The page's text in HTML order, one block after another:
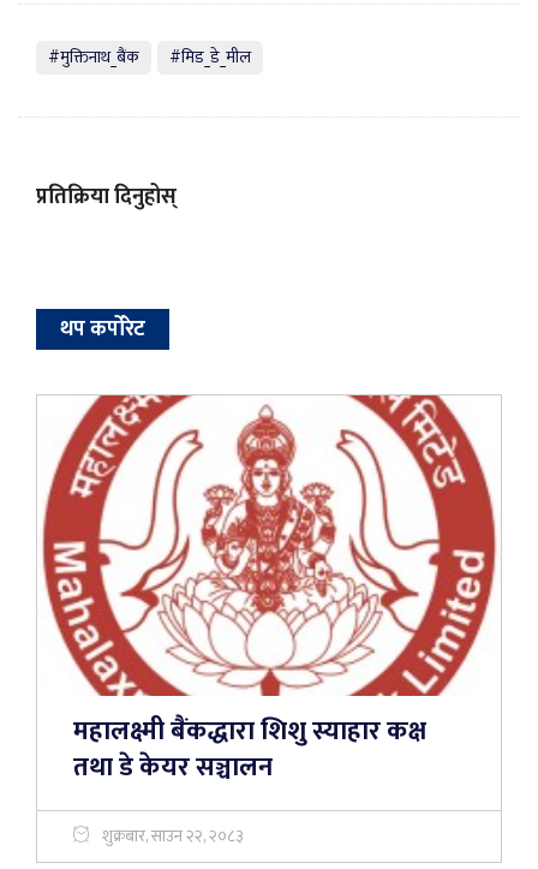
#मुक्तिनाथ_बैंक #मिड_डे_मील
प्रतिक्रिया दिनुहोस्
थप कर्पोरेट
महालक्ष्मी बैंकद्धारा शिशु स्याहार कक्ष
तथा डे केयर सञ्चालन
शुक्रबार, साउन २२, २०८३